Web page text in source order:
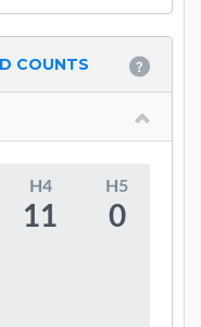
COUNTS
H4
11
H5
0